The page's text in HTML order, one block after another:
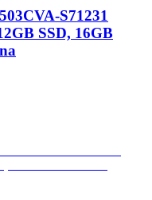
S71231
SSD, 16GB